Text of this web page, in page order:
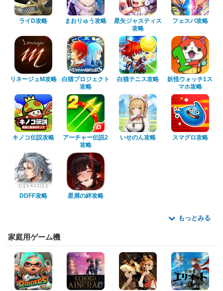
ライD攻略 まおりゅう攻略
星矢ジャスティス
攻略
フェスバ攻略
リネージュM攻略
白猫プロジェクト
攻略
白猫テニス攻略
妖怪ウォッチ1ス
マホ攻略
キノコ伝説攻略
アーチャー伝説2
攻略
いせのん攻略 スマグロ攻略
DDFF攻略 星屑の絆攻略
もっとみる
家庭用ゲーム機